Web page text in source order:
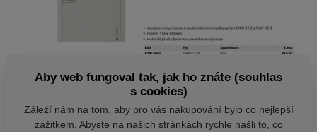
Aby web fungoval tak, jak ho znáte (souhlas
s cookies)
Záleží nám na tom, aby pro vás nakupování bylo co nejlepší
zážitkem. Abyste na našich stránkách rychle našli to, co